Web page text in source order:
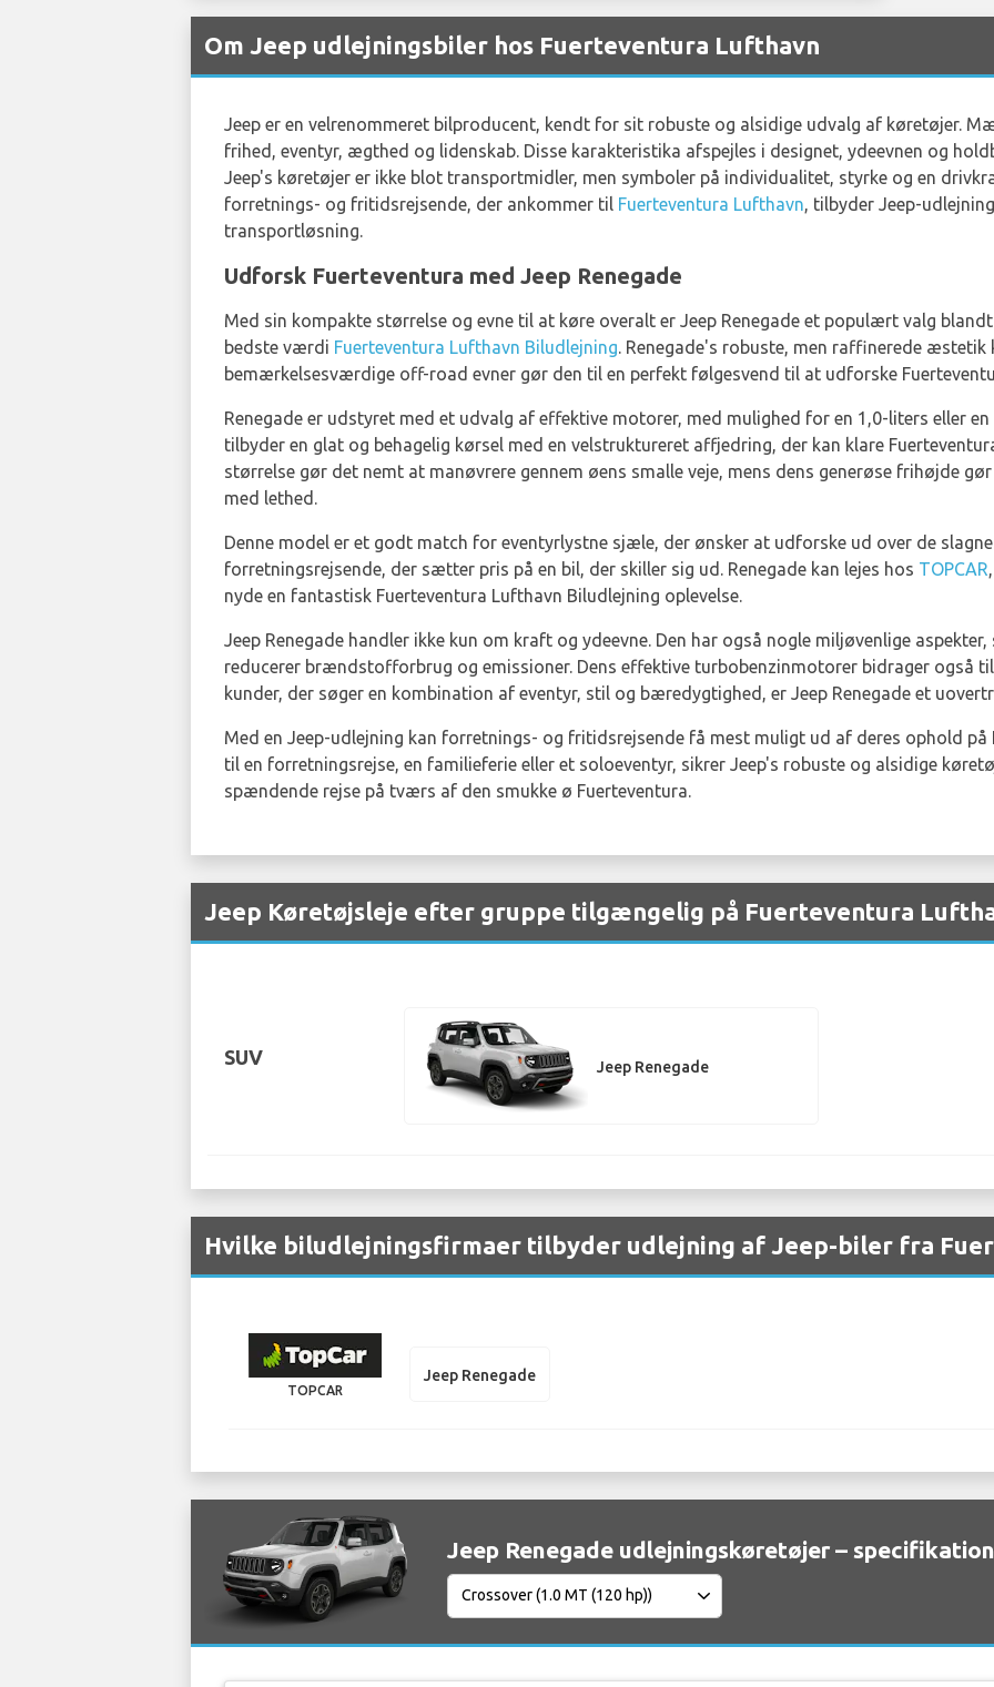
Om Jeep udlejningsbiler hos Fuerteventura Lufthavn
Jeep er en velrenommeret bilproducent, kendt for sit robuste og alsidige udvalg af køretøjer.
frihed, eventyr, ægthed og lidenskab. Disse karakteristika afspejles i designet, ydeevnen og
Jeep's køretøjer er ikke blot transportmidler, men symboler på individualitet, styrke og en
forretnings- og fritidsrejsende, der ankommer til Fuerteventura Lufthavn, tilbyder Jeep-
transportløsning.
Udforsk Fuerteventura med Jeep Renegade
Med sin kompakte størrelse og evne til at køre overalt er Jeep Renegade et populært valg
bedste værdi Fuerteventura Lufthavn Biludlejning. Renegade's robuste, men raffinerede æstetik
bemærkelsesværdige off-road evner gør den til en perfekt følgesvend til at udforske
Renegade er udstyret med et udvalg af effektive motorer, med mulighed for en 1,0-liters eller
tilbyder en glat og behagelig kørsel med en velstruktureret affjedring, der kan klare
størrelse gør det nemt at manøvrere gennem øens smalle veje, mens dens generøse frihøjde
med lethed.
Denne model er et godt match for eventyrlystne sjæle, der ønsker at udforske ud over de
forretningsrejsende, der sætter pris på en bil, der skiller sig ud. Renegade kan lejes hos TOPCAR
nyde en fantastisk Fuerteventura Lufthavn Biludlejning oplevelse.
Jeep Renegade handler ikke kun om kraft og ydeevne. Den har også nogle miljøvenlige
reducerer brændstofforbrug og emissioner. Dens effektive turbobenzinmotorer bidrager også til
kunder, der søger en kombination af eventyr, stil og bæredygtighed, er Jeep Renegade et
Med en Jeep-udlejning kan forretnings- og fritidsrejsende få mest muligt ud af deres ophold på
til en forretningsrejse, en familieferie eller et soloeventyr, sikrer Jeep's robuste og alsidige
spændende rejse på tværs af den smukke ø Fuerteventura.
Jeep Køretøjsleje efter gruppe tilgængelig på Fuerteventura
SUV Jeep Renegade
Hvilke biludlejningsfirmaer tilbyder udlejning af Jeep-biler fra
TOPCAR
Jeep Renegade
Jeep Renegade udlejningskøretøjer –